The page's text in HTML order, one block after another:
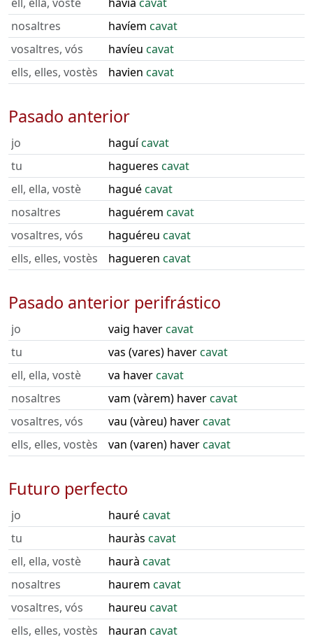
nosaltres
havíem cavat
vosaltres, vós
havíeu cavat
ells, elles, vostès
havien cavat
Pasado anterior
jo haguícavat
tu
hagueres cavat
ell, ella, vostè
haguécavat
nosaltres
haguérem cavat
vosaltres, vós
haguéreu cavat
ells, elles, vostès
hagueren cavat
Pasado anterior perifrástico
jo vaig havercavat
tu
vas (vares) havercavat
ell, ella, vostè
va havercavat
nosaltres
vam (vàrem) havercavat
vosaltres, vós
vau (vàreu) havercavat
ells, elles, vostès
van (varen) havercavat
Futuro perfecto
jo haurécavat
tu
hauràs cavat
ell, ella, vostè
haurà cavat
nosaltres
haurem cavat
vosaltres, vós
haureu cavat
ells, elles, vostès
hauran cavat